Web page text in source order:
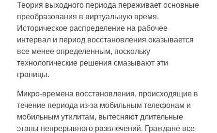
Теория выходного периода переживает основные
преобразования в виртуальную время.
Историческое распределение на рабочее
интервал и период восстановления оказывается
все менее определенным, поскольку
технологические решения смазывают эти
границы.
Микро-времена восстановления, происходящие в
течение периода из-за мобильным телефонам и
мобильным утилитам, вытесняют длительные
этапы непрерывного развлечений. Граждане все